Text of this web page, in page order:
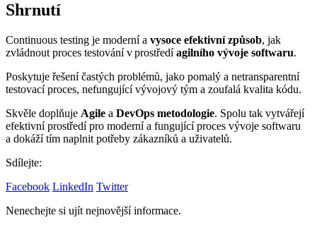
Shrnutí
Continuous testing je moderní a vysoce efektivní způsob, jak
zvládnout proces testování v prostředíagilního vývoje softwaru.
Poskytuje řešení častých problémů, jako pomalý a netransparentní
testovací proces, nefungující vývojový tým a zoufalá kvalita kódu.
Skvěle doplňuje Agile a DevOps metodologie. Spolu tak vytvářejí
efektivní prostředí pro moderní a fungující proces vývoje softwaru
a dokáží tím naplnit potřeby zákazníků a uživatelů.
Sdílejte:
Facebook LinkedIn Twitter
Nenechejte si ujít nejnovější informace.